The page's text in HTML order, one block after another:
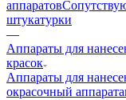
аппаратов
штукатурки
—
Аппараты для
красок
Аппараты для
окрасочный